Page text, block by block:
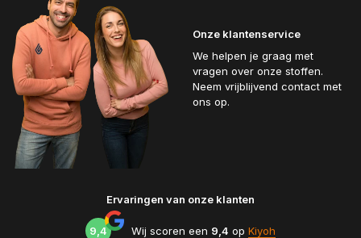
Onze klantenservice
We helpen je graag met
vragen over onze stoffen.
Neem vrijblijvend contact met
ons op.
Ervaringen van onze klanten
9,4 Wij scoren een 9,4 op Kiyoh